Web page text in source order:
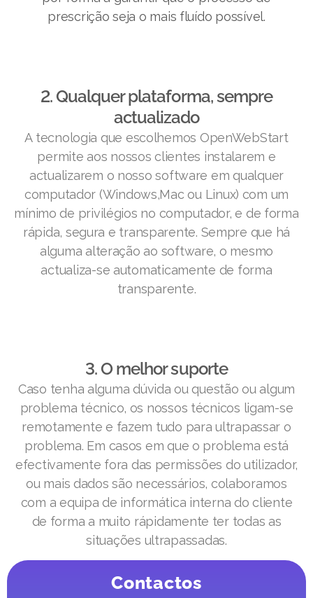
prescrição seja o mais fluído possível.
2. Qualquer plataforma, sempre
actualizado
A tecnologia que escolhemos OpenWebStart
permite aos nossos clientes instalarem e
actualizarem o nosso software em qualquer
computador (Windows,Mac ou Linux) com um
mínimo de privilégios no computador, e de forma
rápida, segura e transparente. Sempre que há
alguma alteração ao software, o mesmo
actualiza-se automaticamente de forma
transparente.
3. O melhor suporte
Caso tenha alguma dúvida ou questão ou algum
problema técnico, os nossos técnicos ligam-se
remotamente e fazem tudo para ultrapassar o
problema. Em casos em que o problema está
efectivamente fora das permissões do utilizador,
ou mais dados são necessários, colaboramos
com a equipa de informática interna do cliente
de forma a muito rápidamente ter todas as
situações ultrapassadas.
Contactos